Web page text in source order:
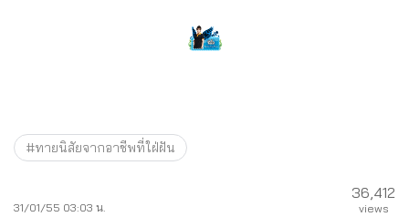
#ทายนิสัยจากอาชีพที่ใฝ่ฝัน
31/01/55 03:03 น.
36,412
views